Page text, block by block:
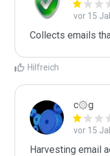
vor 15
Collects emails
Hilfreich
c۞g
vor 15
Harvesting email